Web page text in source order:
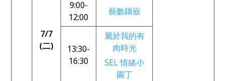
7/7
(二)
9:00-
12:00
藝數鑲嵌
13:30-
16:30
屬於我的有
肉時光
SEL 情緒小
園丁